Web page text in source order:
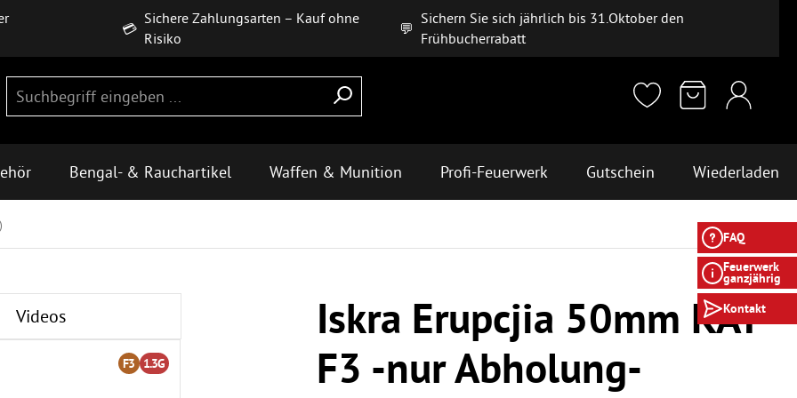
FAQ
Feuerwerk
ganzjährig
Kontakt
💳
Sichere Zahlungsarten – Kauf ohne
Risiko
💬
Sichern Sie sich jährlich bis 31.Oktober den
Frühbucherrabatt
Bengal- & Rauchartikel Waffen & Munition Profi-Feuerwerk Gutschein Wiederladen
Videos
F3 1.3G
Iskra Erupcjia 50mm KAT
F3 -nur Abholung-